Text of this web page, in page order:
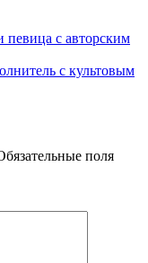
с авторским
с культовым
поля